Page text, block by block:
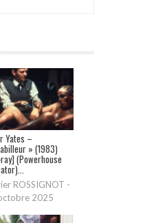
Yates –
» (1983)
(Powerhouse
ROSSIGNOT -
2025